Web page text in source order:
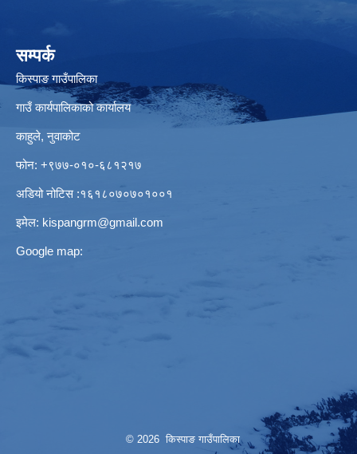
सम्पर्क
किस्पाङ गाउँपालिका
गाउँ कार्यपालिकाको कार्यालय
काहुले‍‍, नुवाकोट
फोन: ‌+९७७-०१०-६८१२१७
अडियो नोटिस ‌‍:१६१८०७०७०१००१
इमेल: kispangrm@gmail.com
Google map:
© 2026 किस्पाङ गाउँपालिका